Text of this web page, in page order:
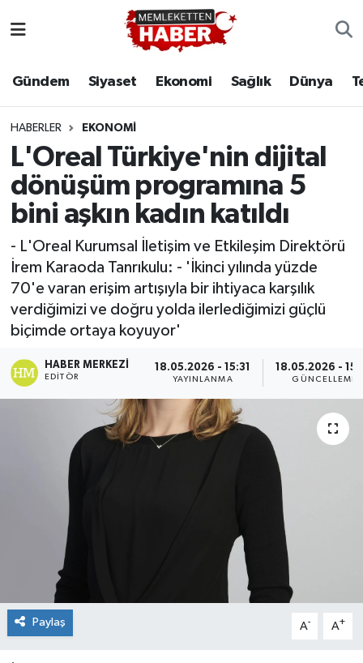
Gündem Siyaset Ekonomi Sağlık Dünya
HABERLER EKONOMI
L'Oreal Türkiye'nin dijital
dönüşüm programına 5
bini aşkın kadın katıldı
- L'Oreal Kurumsal İletişim ve Etkileşim Direktörü
İrem Karaoda Tanrıkulu: - 'İkinci yılında yüzde
70'e varan erişim artışıyla bir ihtiyaca karşılık
verdiğimizi ve doğru yolda ilerlediğimizi güçlü
biçimde ortaya koyuyor'
HABER MERKEZI
EDITÖR
18.05.2026 - 15:31
YAYINLANMA
18.05.2026 -
GÜNCELLEME
Paylaş A- A+